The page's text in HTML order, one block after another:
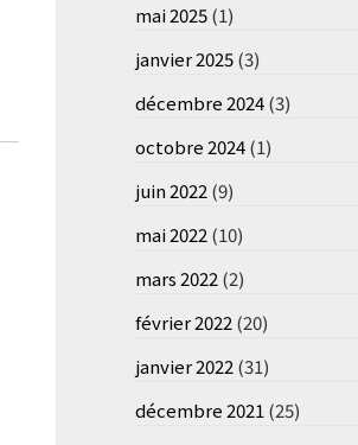
mai 2025(1)
janvier 2025(3)
décembre 2024(3)
octobre 2024(1)
juin 2022(9)
mai 2022(10)
mars 2022(2)
février 2022(20)
janvier 2022(31)
décembre 2021 (25)